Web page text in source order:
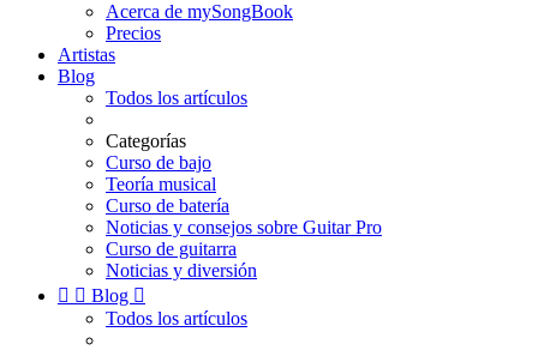
Acerca de mySongBook
Precios
Artistas
Blog
Todos los artículos
Categorías
Curso de bajo
Teoría musical
Curso de batería
Noticias y consejos sobre Guitar Pro
Curso de guitarra
Noticias y diversión
  Blog 
Todos los artículos